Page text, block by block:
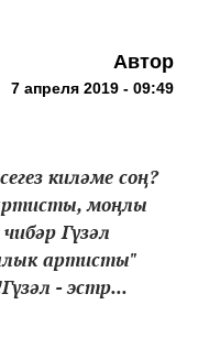
Автор
7 апреля 2019 - 09:49
киләме соң?
моңлы
Гүзәл
артисты"
- эстр...